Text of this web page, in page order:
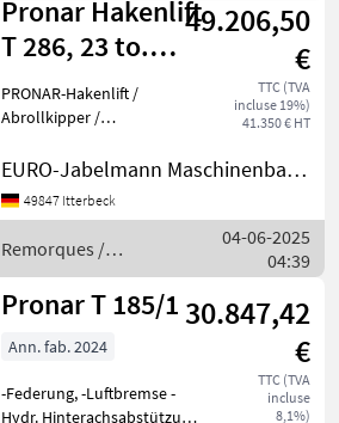
Pronar Hakenlift
T 286, 23 to.
zGG,
Abrollkipper /
49.206,50
€
TTC (TVA
incluse 19%)
41.350 € HT
PRONAR-Hakenlift /
Abrollkipper /
Containerfahrzeug /
Abrollfahrzeug /
23 to. Technische Daten:
Gesam
EURO-Jabelmann Maschinenbau GmbH
49847 Itterbeck
Remorques /
Pronar
04-06-2025
04:39
Pronar T 185/1 30.847,42
€
TTC (TVA
incluse
8,1%)
Ann. fab. 2024
-Federung, -Luftbremse -
Hydr. Hinterachsabstützung